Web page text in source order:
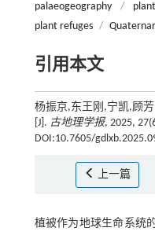
palaeogeography /
plant refuges /
引用本文
杨振京,东王刚,宁凯,顾
[J]. 古地理学报, 2025,
DOI:10.7605/
上一篇
植被作为地球生命系统